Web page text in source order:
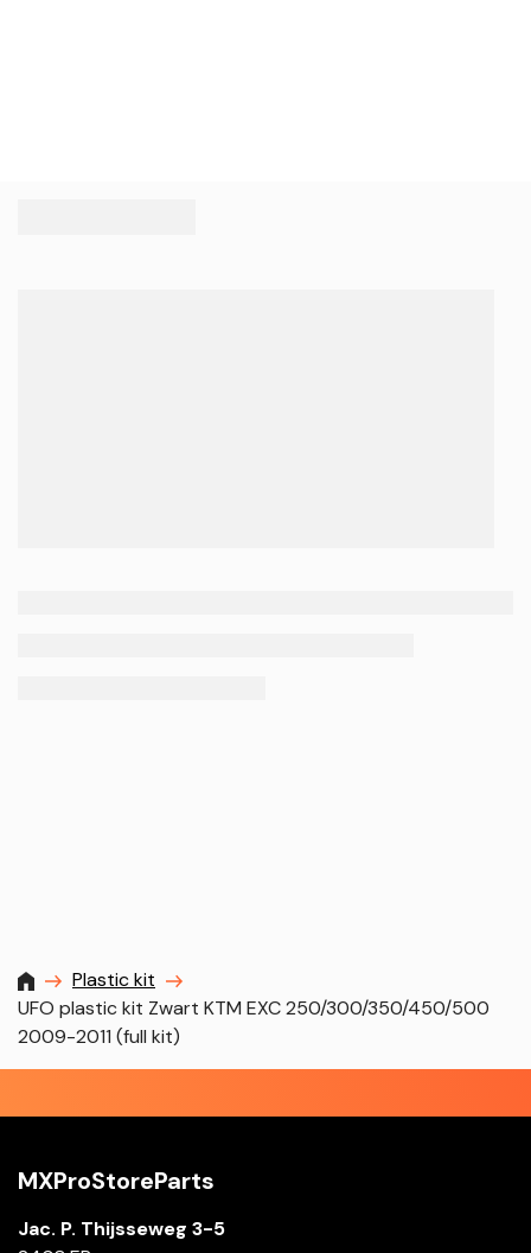
MXProstoreparts
Plastic kit
UFO plastic kit Zwart KTM EXC 250/300/350/450/500
2009-2011 (full kit)
MXProStoreParts
Jac. P. Thijsseweg 3-5